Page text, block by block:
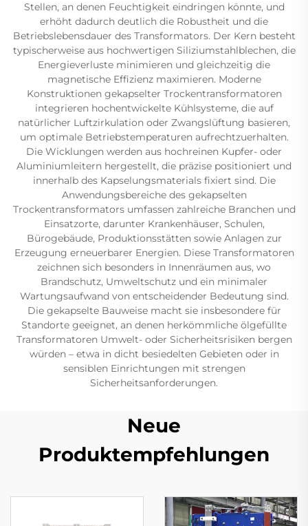
Stellen, an denen Feuchtigkeit eindringen könnte, und
erhöht dadurch deutlich die Robustheit und die
Betriebslebensdauer des Transformators. Der Kern besteht
typischerweise aus hochwertigen Siliziumstahlblechen, die
Energieverluste minimieren und gleichzeitig die
magnetische Effizienz maximieren. Moderne
Konstruktionen gekapselter Trockentransformatoren
integrieren hochentwickelte Kühlsysteme, die auf
natürlicher Luftzirkulation oder Zwangslüftung basieren,
um optimale Betriebstemperaturen aufrechtzuerhalten.
Die Wicklungen werden aus hochreinen Kupfer- oder
Aluminiumleitern hergestellt, die präzise positioniert und
innerhalb des Kapselungsmaterials fixiert sind. Die
Anwendungsbereiche des gekapselten
Trockentransformators umfassen zahlreiche Branchen und
Einsatzorte, darunter Krankenhäuser, Schulen,
Bürogebäude, Produktionsstätten sowie Anlagen zur
Erzeugung erneuerbarer Energien. Diese Transformatoren
zeichnen sich besonders in Innenräumen aus, wo
Brandschutz, Umweltschutz und ein minimaler
Wartungsaufwand von entscheidender Bedeutung sind.
Die gekapselte Bauweise macht sie insbesondere für
Standorte geeignet, an denen herkömmliche ölgefüllte
Transformatoren Umwelt- oder Sicherheitsrisiken bergen
würden – etwa in dicht besiedelten Gebieten oder in
sensiblen Einrichtungen mit strengen
Sicherheitsanforderungen.
Neue
Produktempfehlungen